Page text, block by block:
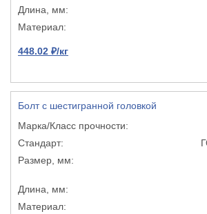
448.02 ₽/кг
Болт с шестигранной головкой